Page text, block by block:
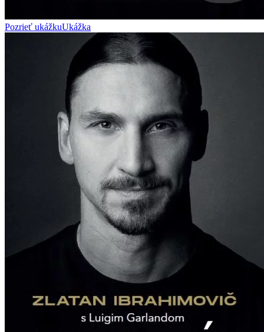
Pozrieť ukážkuUkážka